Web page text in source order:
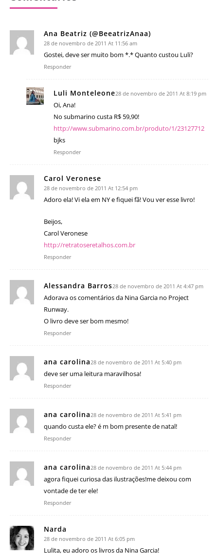
Ana Beatriz (@BeeatrizAnaa)
28 de novembro de 2011 At 11:56 am
Gostei, deve ser muito bom *.* Quanto custou Luli?
Responder
Luli Monteleone28 de novembro de 2011 At 8:19 pm
Oi, Ana!
No submarino custa R$ 59,90!
http://www.submarino.com.br/produto/1/23127712
bjks
Responder
Carol Veronese
28 de novembro de 2011 At 12:54 pm
Adoro ela! Vi ela em NY e fiquei fã! Vou ver esse livro!
Beijos,
Carol Veronese
http://retratoseretalhos.com.br
Responder
Alessandra Barros28 de novembro de 2011 At 4:47 pm
Adorava os comentários da Nina Garcia no Project
Runway.
O livro deve ser bom mesmo!
Responder
ana carolina 28 de novembro de 2011 At 5:40 pm
deve ser uma leitura maravilhosa!
Responder
ana carolina 28 de novembro de 2011 At 5:41 pm
quando custa ele? é m bom presente de natal!
Responder
ana carolina 28 de novembro de 2011 At 5:44 pm
agora fiquei curiosa das ilustrações!me deixou com
vontade de ter ele!
Responder
Narda
28 de novembro de 2011 At 6:05 pm
Lulita, eu adoro os livros da Nina Garcia!